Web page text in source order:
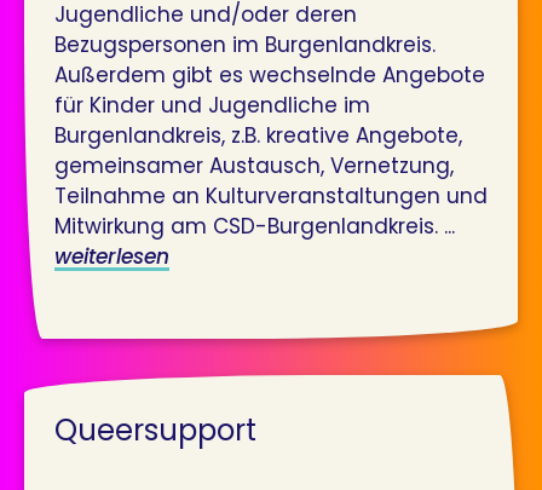
Jugendliche und/oder deren
Bezugspersonen im Burgenlandkreis.
Außerdem gibt es wechselnde Angebote
für Kinder und Jugendliche im
Burgenlandkreis, z.B. kreative Angebote,
gemeinsamer Austausch, Vernetzung,
Teilnahme an Kulturveranstaltungen und
Mitwirkung am CSD-Burgenlandkreis. ...
weiterlesen
Queersupport